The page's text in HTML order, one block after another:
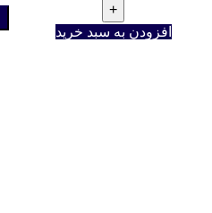
افزودن به سبد خرید